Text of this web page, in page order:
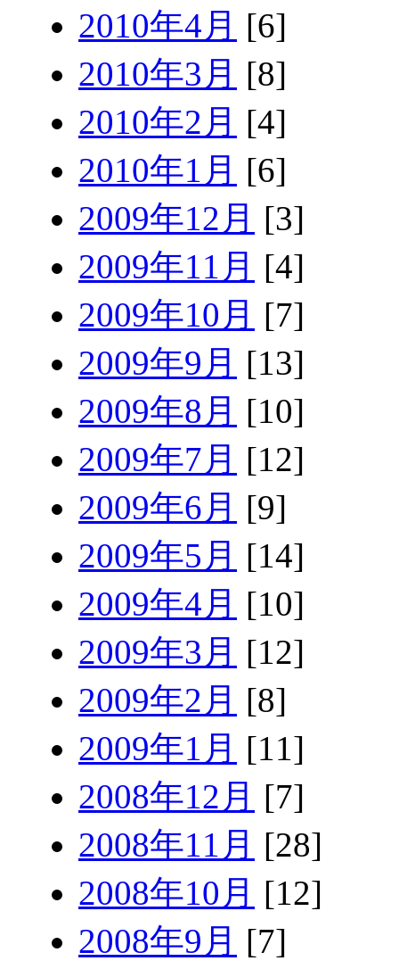
2010年4月 [6]
2010年3月 [8]
2010年2月 [4]
2010年1月 [6]
2009年12月 [3]
2009年11月 [4]
2009年10月 [7]
2009年9月 [13]
2009年8月 [10]
2009年7月 [12]
2009年6月 [9]
2009年5月 [14]
2009年4月 [10]
2009年3月 [12]
2009年2月 [8]
2009年1月 [11]
2008年12月 [7]
2008年11月 [28]
2008年10月 [12]
2008年9月 [7]